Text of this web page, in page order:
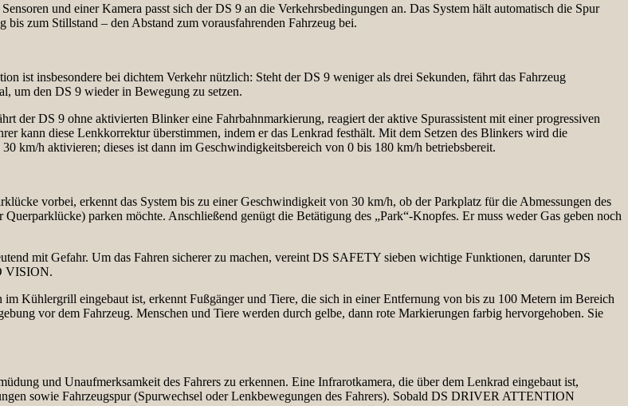
und einer Kamera passt sich der DS 9 an die Verkehrsbedingungen an. Das System hält automatisch die Spur
zum Stillstand – den Abstand zum vorausfahrenden Fahrzeug bei.
ist insbesondere bei dichtem Verkehr nützlich: Steht der DS 9 weniger als drei Sekunden, fährt das Fahrzeug
um den DS 9 wieder in Bewegung zu setzen.
der DS 9 ohne aktivierten Blinker eine Fahrbahnmarkierung, reagiert der aktive Spurassistent mit einer progressiven
kann diese Lenkkorrektur überstimmen, indem er das Lenkrad festhält. Mit dem Setzen des Blinkers wird die
km/h aktivieren; dieses ist dann im Geschwindigkeitsbereich von 0 bis 180 km/h betriebsbereit.
vorbei, erkennt das System bis zu einer Geschwindigkeit von 30 km/h, ob der Parkplatz für die Abmessungen des
parken möchte. Anschließend genügt die Betätigung des „Park“-Knopfes. Er muss weder Gas geben noch
mit Gefahr. Um das Fahren sicherer zu machen, vereint DS SAFETY sieben wichtige Funktionen, darunter DS
VISION.
Kühlergrill eingebaut ist, erkennt Fußgänger und Tiere, die sich in einer Entfernung von bis zu 100 Metern im Bereich
vor dem Fahrzeug. Menschen und Tiere werden durch gelbe, dann rote Markierungen farbig hervorgehoben. Sie
und Unaufmerksamkeit des Fahrers zu erkennen. Eine Infrarotkamera, die über dem Lenkrad eingebaut ist,
sowie Fahrzeugspur (Spurwechsel oder Lenkbewegungen des Fahrers). Sobald DS DRIVER ATTENTION